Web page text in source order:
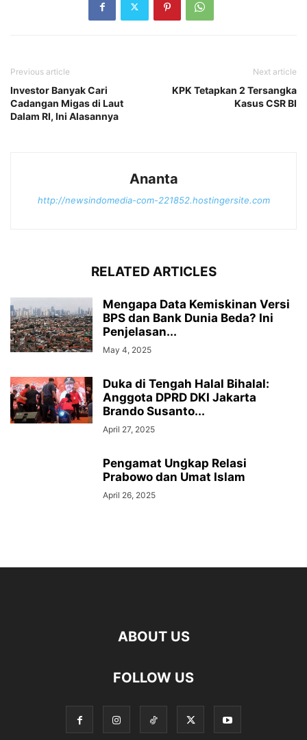
Previous article
Investor Banyak Cari
Cadangan Migas di Laut
Dalam RI, Ini Alasannya
Next article
KPK Tetapkan 2 Tersangka
Kasus CSR BI
Ananta
http://newsindomedia-com-221852.hostingersite.com
RELATED ARTICLES
Mengapa Data Kemiskinan Versi
BPS dan Bank Dunia Beda? Ini
Penjelasan...
May 4, 2025
Duka di Tengah Halal Bihalal:
Anggota DPRD DKI Jakarta
Brando Susanto...
April 27, 2025
Pengamat Ungkap Relasi
Prabowo dan Umat Islam
April 26, 2025
ABOUT US
FOLLOW US